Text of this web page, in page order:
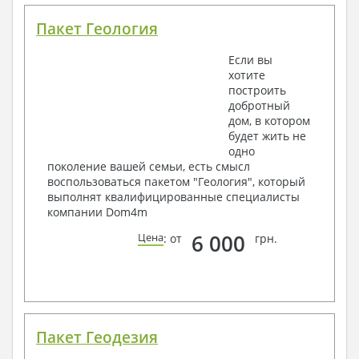
Пакет Геология
Если вы
хотите
построить
добротный
дом, в котором
будет жить не
одно
поколение вашей семьи, есть смысл
воспользоваться пакетом "Геология", который
выполнят квалифицированные специалисты
компании Dom4m
Цена: от 6 000 грн.
Пакет Геодезия